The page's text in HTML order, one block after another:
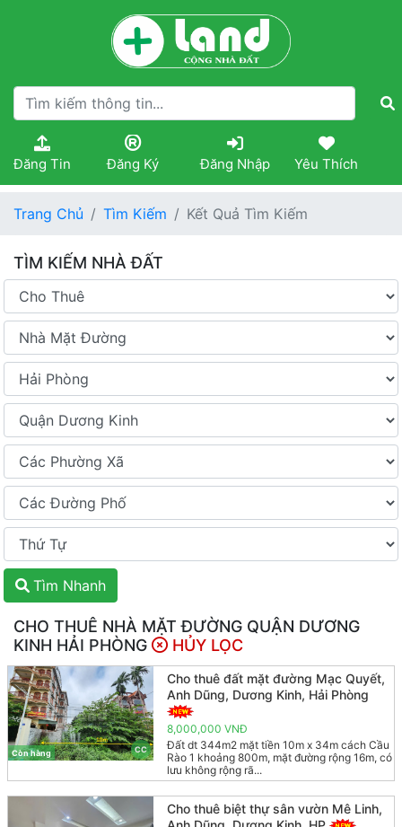
Đăng Tin Đăng Ký Đăng Nhập Yêu Thích
Trang Chủ Tìm Kiếm Kết Quả Tìm Kiếm
TÌM KIẾM NHÀ ĐẤT
Tìm Nhanh
CHO THUÊ NHÀ MẶT ĐƯỜNG QUẬN DƯƠNG
KINH HẢI PHÒNG
HỦY LỌC
CC
Còn hàng
Cho thuê đất mặt đường Mạc Quyết,
Anh Dũng, Dương Kinh, Hải Phòng
8,000,000 VNĐ
Đất dt 344m2 mặt tiền 10m x 34m cách Cầu
Rào 1 khoảng 800m, mặt đường rộng 16m, có
lưu không rộng rã...
Cho thuê biệt thự sân vườn Mê Linh,